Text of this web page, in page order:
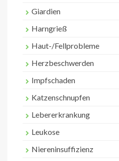
Giardien
Harngrieß
Haut-/Fellprobleme
Herzbeschwerden
Impfschaden
Katzenschnupfen
Lebererkrankung
Leukose
Niereninsuffizienz